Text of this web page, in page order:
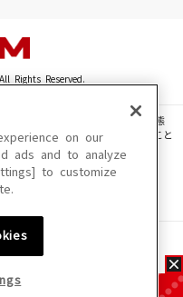
Rights Reserved.
写真・動画・音声等を、手段や形態
複製、転載、ファイル化などすること
けない場合があります。
る場合があります。
on our
ads and to analyze
to customize